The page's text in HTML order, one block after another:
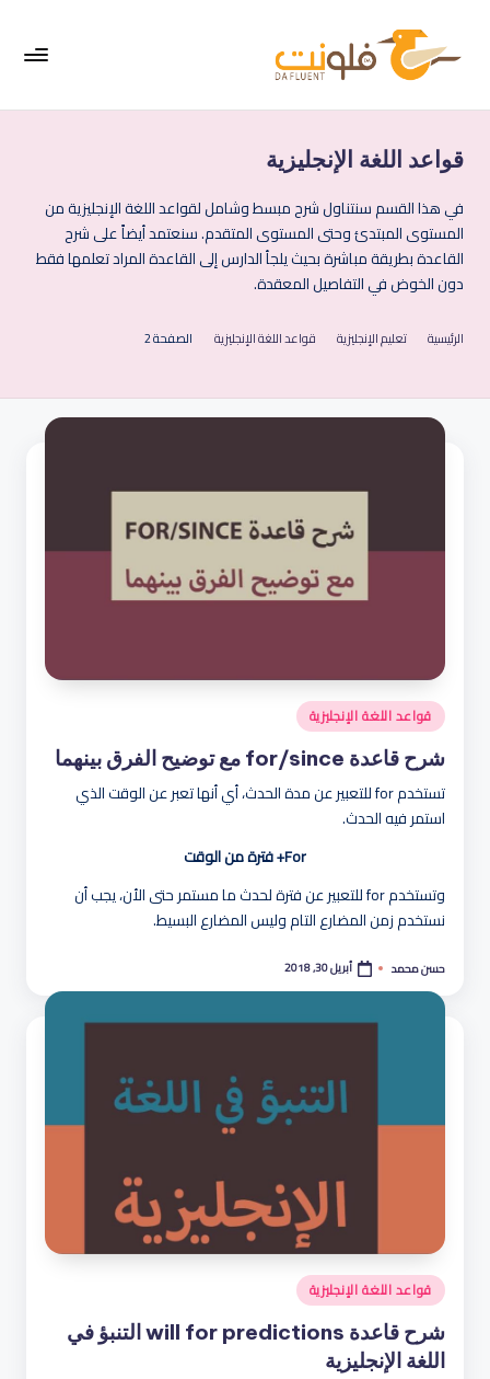
ت
|
الإ
نج
زي
في
تعليم
اللغة
الإنجليزية
قواعد اللغة الإنجليزية
في هذا القسم سنتناول شرح مبسط وشامل لقواعد اللغة الإنجليزية من
المستوى المبتدئ وحتى المستوى المتقدم. سنعتمد أيضاً على شرح
القاعدة بطريقة مباشرة بحيث يلجأ الدارس إلى القاعدة المراد تعلمها فقط
دون الخوض في التفاصيل المعقدة.
الرئيسية تعليم الإنجليزية قواعد اللغة الإنجليزية الصفحة 2
نُشر
في
قواعد اللغة الإنجليزية
شرح قاعدة for/since مع توضيح الفرق بينهما
تستخدم for للتعبير عن مدة الحدث، أي أنها تعبر عن الوقت الذي
استمر فيه الحدث.
For+ فترة من الوقت
وتستخدم for للتعبير عن فترة لحدث ما مستمر حتى الأن، يجب أن
نستخدم زمن المضارع التام وليس المضارع البسيط.
تمّ
النشر
بواسطة
حسن محمد أبريل 30, 2018
نُشر
في
قواعد اللغة الإنجليزية
شرح قاعدة will for predictions التنبؤ في
اللغة الإنجليزية